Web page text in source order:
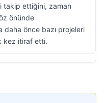
takip ettiğini, zaman
önünde
önce bazı projeleri
kez itiraf etti.